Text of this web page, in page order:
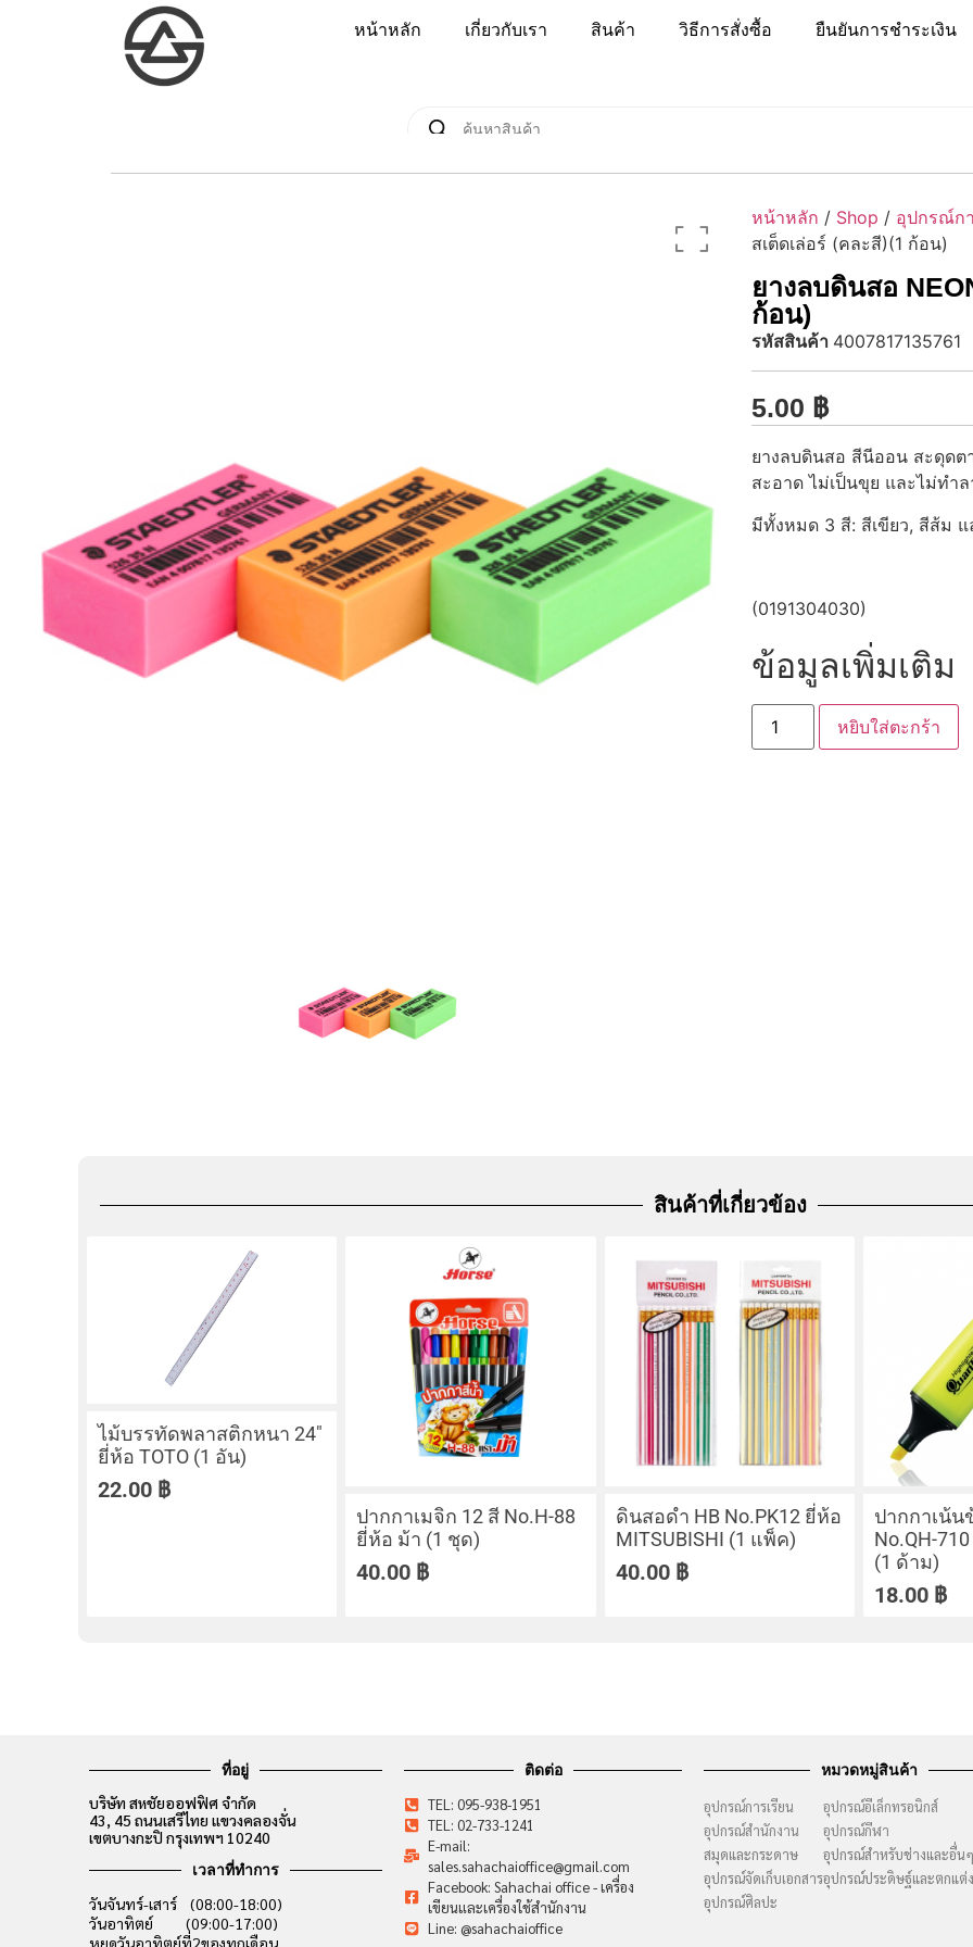
หน้าหลัก เกี่ยวกับเรา สินค้า วิธีการสั่งซื้อ ยืนยันการชำระเงิน
หน้าหลัก / Shop / อุปกรณ์ก
สเต็ดเล่อร์ (คละสี)(1 ก้อน)
ยางลบดินสอ
ก้อน)
รหัสสินค้า 4007817135761
5.00 ฿
ยางลบดินสอ สีนีออน สะดุดต
สะอาด ไม่เป็นขุย และไม่ทำ
มีทั้งหมด 3 สี: สีเขียว, สีส้ม
(0191304030)
ข้อมูลเพิ่มเติม
หยิบใส่ตะกร้า
สินค้าที่เกี่ยวข้อง
ไม้บรรทัดพลาสติกหนา 24″
ยี่ห้อ TOTO (1 อัน)
22.00 ฿
ปากกาเมจิก 12 สี No.H-88
ยี่ห้อ ม้า (1 ชุด)
40.00 ฿
ดินสอดำ HB No.PK12 ยี่ห้อ
MITSUBISHI (1 แพ็ค)
40.00 ฿
ปากกาเน้น
No.QH-
(1 ด้าม)
18.00 ฿
ที่อยู่
บริษัท สหชัยออฟฟิศ จำกัด
43, 45 ถนนเสรีไทย แขวงคลองจั่น
เขตบางกะปิ กรุงเทพฯ 10240
เวลาที่ทำการ
วันจันทร์-เสาร์ (08:00-18:00)
วันอาทิตย์ (09:00-17:00)
หยุดวันอาทิตย์ที่2ของทุกเดือน
ติดต่อ
TEL: 095-938-1951
TEL: 02-733-1241
E-mail:
sales.sahachaioffice@gmail.com
Facebook: Sahachai office - เครื่อง
เขียนและเครื่องใช้สำนักงาน
Line: @sahachaioffice
หมวดหมู่สินค้า
อุปกรณ์การเรียน
อุปกรณ์สำนักงาน
สมุดและกระดาษ
อุปกรณ์จัดเก็บเอกสาร
อุปกรณ์ศิลปะ
อุปกรณ์อีเล็กทรอนิกส์
อุปกรณ์กีฬา
อุปกรณ์สำหรับช่างและอื่นๆ
อุปกรณ์ประดิษฐ์และตกแต่ง